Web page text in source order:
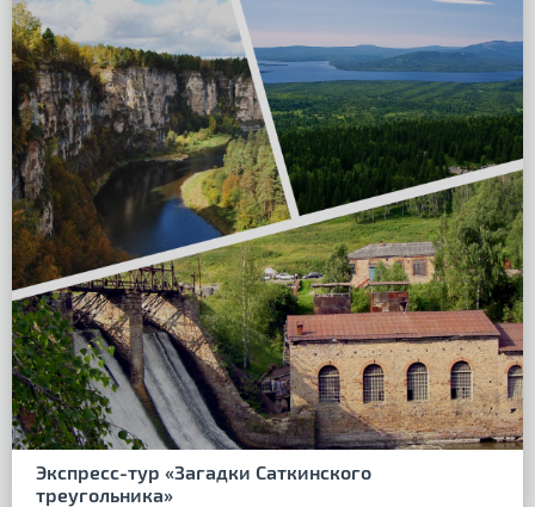
Экспресс-тур «Загадки Саткинского
треугольника»